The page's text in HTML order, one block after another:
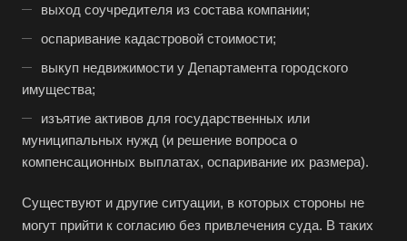
выход соучредителя из состава компании;
оспаривание кадастровой стоимости;
выкуп недвижимости у Департамента городского
имущества;
изъятие активов для государственных или
муниципальных нужд (и решение вопроса о
компенсационных выплатах, оспаривание их размера).
Существуют и другие ситуации, в которых стороны не
могут прийти к согласию без привлечения суда. В таких